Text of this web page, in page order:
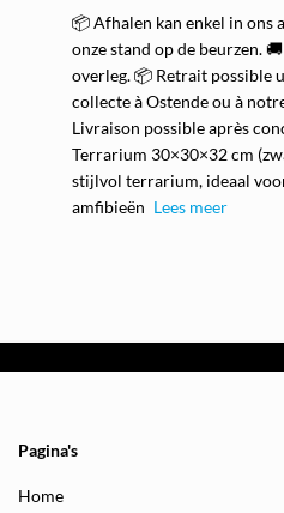
📦 Afhalen kan enkel in ons
onze stand op de beurzen.
overleg. 📦 Retrait possible
collecte à Ostende ou à
Livraison possible après
Terrarium 30×30×32 cm
stijlvol terrarium, ideaal
amfibieën Lees meer
Pagina's
Home